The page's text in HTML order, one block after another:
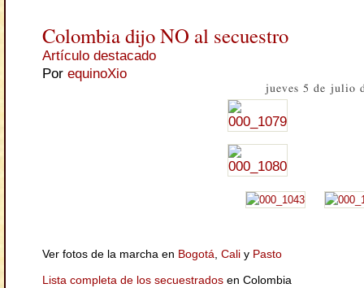
Colombia dijo NO al secuestro
Artículo destacado
Por equinoXio
jueves 5 de julio
Ver fotos de la marcha en Bogotá, Cali y Pasto
Lista completa de los secuestrados en Colombia